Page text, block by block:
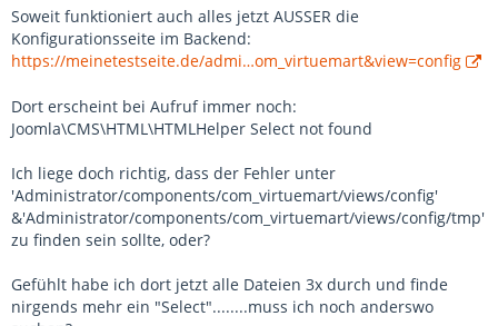
Soweit funktioniert auch alles jetzt AUSSER die
Konfigurationsseite im Backend:
https://meinetestseite.de/admi…om_virtuemart&view=config
Dort erscheint bei Aufruf immer noch:
Joomla\CMS\HTML\HTMLHelper Select not found
Ich liege doch richtig, dass der Fehler unter
'Administrator/components/com_virtuemart/views/config'
&'Administrator/components/com_virtuemart/views/config/tmp'
zu finden sein sollte, oder?
Gefühlt habe ich dort jetzt alle Dateien 3x durch und finde
nirgends mehr ein "Select"........muss ich noch anderswo